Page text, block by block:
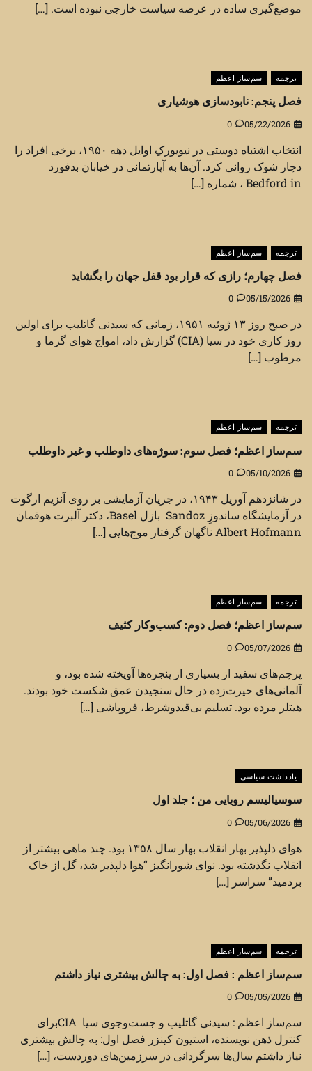
موضع‌گیری ساده در عرصه سیاست خارجی نبوده است. […]
ترجمه سم‌ساز اعظم
فصل پنجم: نابودسازی هوشیاری
05/22/2026
0
انتخاب اشتباه دوستی در نیویورکِ اوایل دهه ۱۹۵۰، برخی افراد را
دچار شوک روانی کرد. آن‌ها به آپارتمانی در خیابان بدفورد
Bedford in ، شماره […]
ترجمه سم‌ساز اعظم
فصل چهارم؛ رازی که قرار بود قفل جهان را بگشاید
05/15/2026
0
در صبح روز ۱۳ ژوئیه ۱۹۵۱، زمانی که سیدنی گاتلیب برای اولین
روز کاری خود در سیا (CIA) گزارش داد، امواج هوای گرما و
مرطوب […]
ترجمه سم‌ساز اعظم
سم‌ساز اعظم؛ فصل سوم: سوژه‌های داوطلب و غیر داوطلب
05/10/2026
0
در شانزدهم آوریل ۱۹۴۳، در جریان آزمایشی بر روی آنزیم ارگوت
در آزمایشگاه ساندوزِ Sandoz بازل Basel، دکتر آلبرت هوفمان
Albert Hofmann ناگهان گرفتار موج‌هایی […]
ترجمه سم‌ساز اعظم
سم‌ساز اعظم؛ فصل دوم: کسب‌وکار کثیف
05/07/2026
0
پرچم‌های سفید از بسیاری از پنجره‌ها آویخته شده بود، و
آلمانی‌های حیرت‌زده در حال سنجیدن عمق شکست خود بودند.
هیتلر مرده بود. تسلیم بی‌قیدوشرط، فروپاشی […]
یادداشت سیاسی
سوسیالیسم رویایی من ؛ جلد اول
05/06/2026
0
هوای دلپذیر بهار انقلاب بهار سال ۱۳۵۸ بود. چند ماهی بیشتر از
انقلاب نگذشته بود. نوای شورانگیز “هوا دلپذیر شد، گل از خاک
بردمید” سراسر […]
ترجمه سم‌ساز اعظم
سم‌ساز اعظم : فصل اول: به چالش بیشتری نیاز داشتم
05/05/2026
0
سم‌ساز اعظم : سیدنی گاتلیب و جست‌وجوی سیا CIAبرای
کنترل ذهن نویسنده، استیون کینزر فصل اول: به چالش بیشتری
نیاز داشتم سال‌ها سرگردانی در سرزمین‌های دوردست، […]